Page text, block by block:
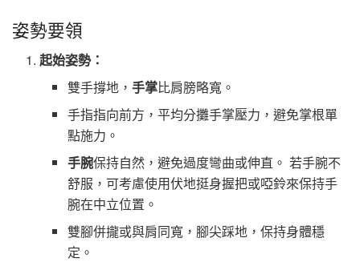
姿勢要領
起始姿勢：
雙手撐地， 手掌比肩膀略寬。
手指指向前方，平均分攤手掌壓力，避免掌根單
點施力。
手腕保持自然，避免過度彎曲或伸直。 若手腕不
舒服，可考慮使用伏地挺身握把或啞鈴來保持手
腕在中立位置。
雙腳併攏或與肩同寬，腳尖踩地，保持身體穩
定。